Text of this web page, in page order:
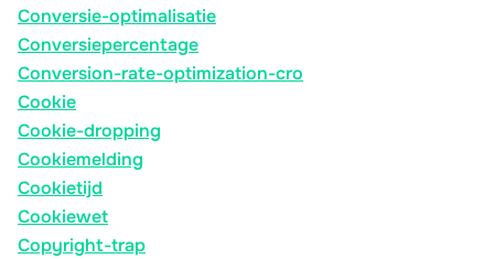
Conversie-optimalisatie
Conversiepercentage
Conversion-rate-optimization-cro
Cookie
Cookie-dropping
Cookiemelding
Cookietijd
Cookiewet
Copyright-trap